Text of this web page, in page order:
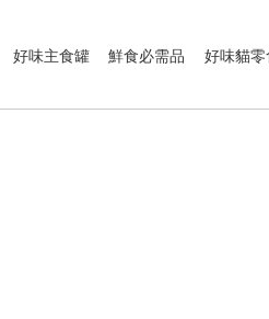
好味主食罐 鮮食必需品 好味貓零